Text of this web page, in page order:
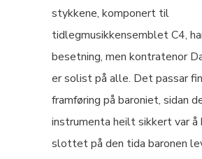
stykkene, komponert til
tidlegmusikkensemblet C4,
besetning, men kontratenor
er solist på alle. Det passar
framføring på baroniet, sidan
instrumenta heilt sikkert var å
slottet på den tida baronen